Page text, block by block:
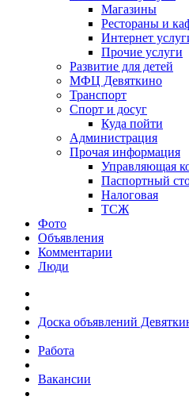
Магазины
Рестораны и
Интернет
Прочие услуги
Развитие для детей
МФЦ Девяткино
Транспорт
Спорт и досуг
Куда пойти
Администрация
Прочая информация
Управляющая
Паспортный
Налоговая
ТСЖ
Фото
Объявления
Комментарии
Люди
Доска объявлений
Работа
Вакансии